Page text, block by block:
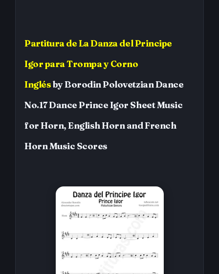
PartituradeLa Danza del Principe
Igorpara Trompa y Corno
InglésbyBorodinPolovetzian Dance
No.17 Dance Prince Igor Sheet Music
for Horn, English Horn and French
HornMusic Scores